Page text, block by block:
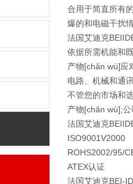
合用于简直所有
爆的和电磁干扰
法国艾迪克
依据所需机能和
产物[chǎn wù]应
电路、机械和通
不管您的市场和
产物[chǎn wù];
法国艾迪克
ISO9001V2000
ROHS2002/95/
ATEX认证
法国艾迪克BEI-